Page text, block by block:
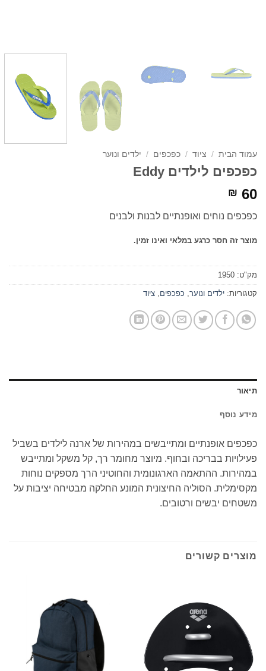
עמוד הבית / ציוד / כפכפים / ילדים ונוער
כפכפים לילדים Eddy
₪ 60
כפכפים נוחים ואופנתיים לבנות ולבנים
מוצר זה חסר כרגע במלאי ואינו זמין.
מק"ט: 1950
קטגוריות: ילדים ונוער כפכפים ציוד
תיאור
מידע נוסף
כפכפים אופנתיים ומתייבשים במהירות של ארנה לילדים בשביל
פעילויות בבריכה ובחוף. מיוצר מחומר רך, קל משקל ומתייבש
במהירות. ההתאמה הארגונומית והחוטיני הרך מספקים נוחות
מקסימלית. הסוליה החיצונית המונע החלקה מבטיחה יציבות על
משטחים יבשים ורטובים.
מוצרים קשורים